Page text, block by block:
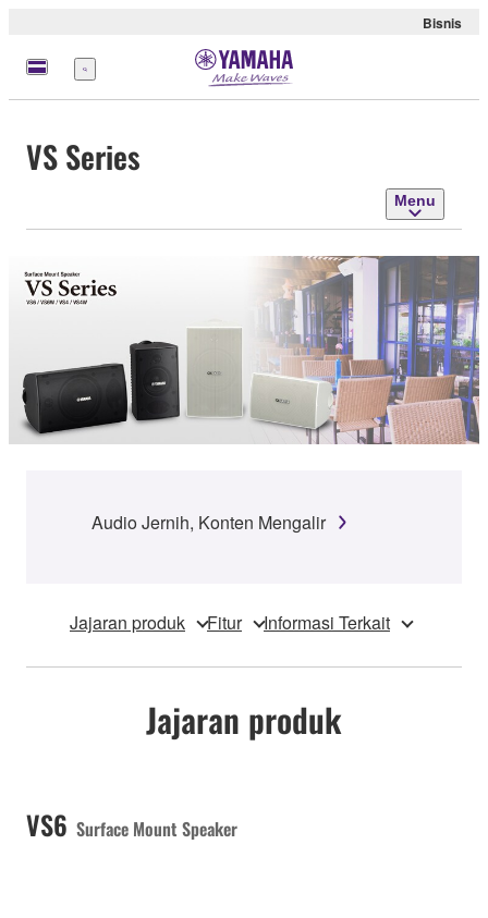
Bisnis
Menu
VS Series
Menu
Audio Jernih, Konten Mengalir
Jajaran produk Fitur Informasi Terkait
Jajaran produk
VS6 Surface Mount Speaker